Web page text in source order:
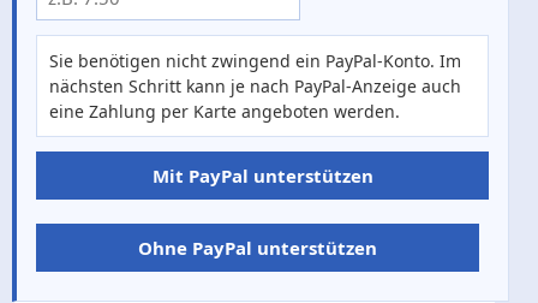
Sie benötigen nicht zwingend ein PayPal-Konto. Im
nächsten Schritt kann je nach PayPal-Anzeige auch
eine Zahlung per Karte angeboten werden.
Mit PayPal unterstützen
Ohne PayPal unterstützen